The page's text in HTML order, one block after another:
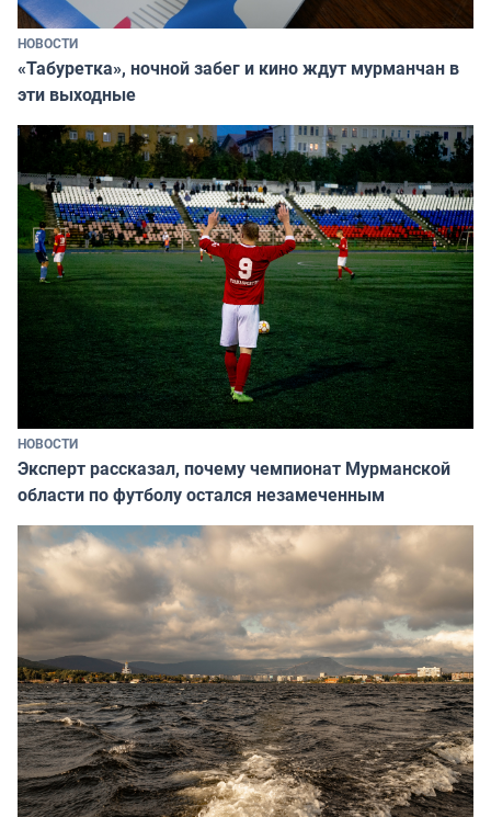
НОВОСТИ
«Табуретка», ночной забег и кино ждут мурманчан в
эти выходные
НОВОСТИ
Эксперт рассказал, почему чемпионат Мурманской
области по футболу остался незамеченным